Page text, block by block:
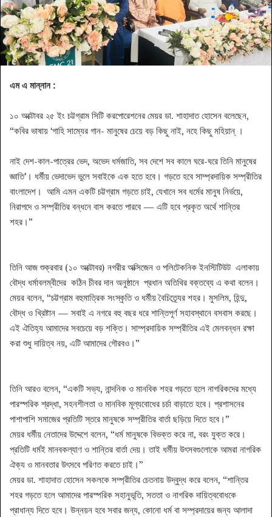
এম এ মান্নান :
১০ অক্টোবর ২৫ ইং চট্টগ্রাম সিটি করপোরেশনের মেয়র ডা. শাহাদাত হোসেন বলেছেন,
“কবির ভাষায় ‘গাহি সাম্যের গান- মানুষের চেয়ে বড় কিছু নাই, নহে কিছু মহিয়ান্‌ ।
নাই দেশ-কাল-পাত্রের ভেদ, অভেদ ধর্মজাতি, সব দেশে সব কালে ঘরে-ঘরে তিনি মানুষের
জ্ঞাতি’। ধর্মীয় ভেদাভেদ ভুলে সবাইকে এক হতে হবে। গড়তে হবে সাম্প্রদায়িক সম্প্রীতির
বাংলাদেশ। আমি এমন একটি চট্টগ্রাম গড়তে চাই, যেখানে সব ধর্মের মানুষ নির্ভয়ে,
নিরাপদে ও সম্প্রীতির বন্ধনে বাস করতে পারবে — এটি হবে প্রকৃত অর্থে শান্তির
শহর।”
তিনি আজ শুক্রবার (১০ অক্টোবর) নগরীর অক্সিজেন ও পলিটেকনিক ইনস্টিটিউট এলাকায়
বৌদ্ধ ধর্মাবলম্বীদের কঠিন চীবর দান অনুষ্ঠানে প্রধান অতিথির বক্তব্যে এ কথা বলেন।
মেয়র বলেন, “চট্টগ্রাম বহুমাত্রিক সংস্কৃতি ও ধর্মীয় বৈচিত্র্যের শহর। মুসলিম, হিন্দু,
বৌদ্ধ ও খ্রিষ্টান — সবাই এ নগরে বহু বছর ধরে শান্তিপূর্ণ সহাবস্থানে বসবাস করছে।
এই ঐতিহ্য আমাদের সবচেয়ে বড় শক্তি। সাম্প্রদায়িক সম্প্রীতির এই মেলবন্ধন রক্ষা
করা শুধু দায়িত্ব নয়, এটি আমাদের গৌরবও।”
তিনি আরও বলেন, “একটি সভ্য, নান্দনিক ও মানবিক শহর গড়তে হলে নাগরিকদের মধ্যে
পারস্পরিক শ্রদ্ধা, সহনশীলতা ও মানবিক মূল্যবোধের চর্চা বাড়াতে হবে। প্রশাসনের
পাশাপাশি সমাজের প্রতিটি স্তরে মানুষকে সম্প্রীতির বার্তা ছড়িয়ে দিতে হবে।”
মেয়র ধর্মীয় নেতাদের উদ্দেশে বলেন, “ধর্ম মানুষকে বিভক্ত করে না, বরং যুক্ত করে।
প্রতিটি ধর্মই মানবকল্যাণ ও শান্তির বার্তা দেয়। তাই ধর্মীয় উৎসবগুলোকে আমরা নাগরিক
ঐক্য ও মানবতার উৎসবে পরিণত করতে চাই।”
মেয়র ডা. শাহাদাত হোসেন সকলকে সম্প্রীতির চেতনায় উদ্বুদ্ধ করে বলেন, “শান্তির
শহর গড়তে হলে আমাদের পারস্পরিক সহানুভূতি, সততা ও নাগরিক দায়িত্ববোধকে
প্রাধান্য দিতে হবে। উন্নয়ন হবে সবার জন্য, কোনো ধর্ম বা সম্প্রদায়ের জন্য আলাদা